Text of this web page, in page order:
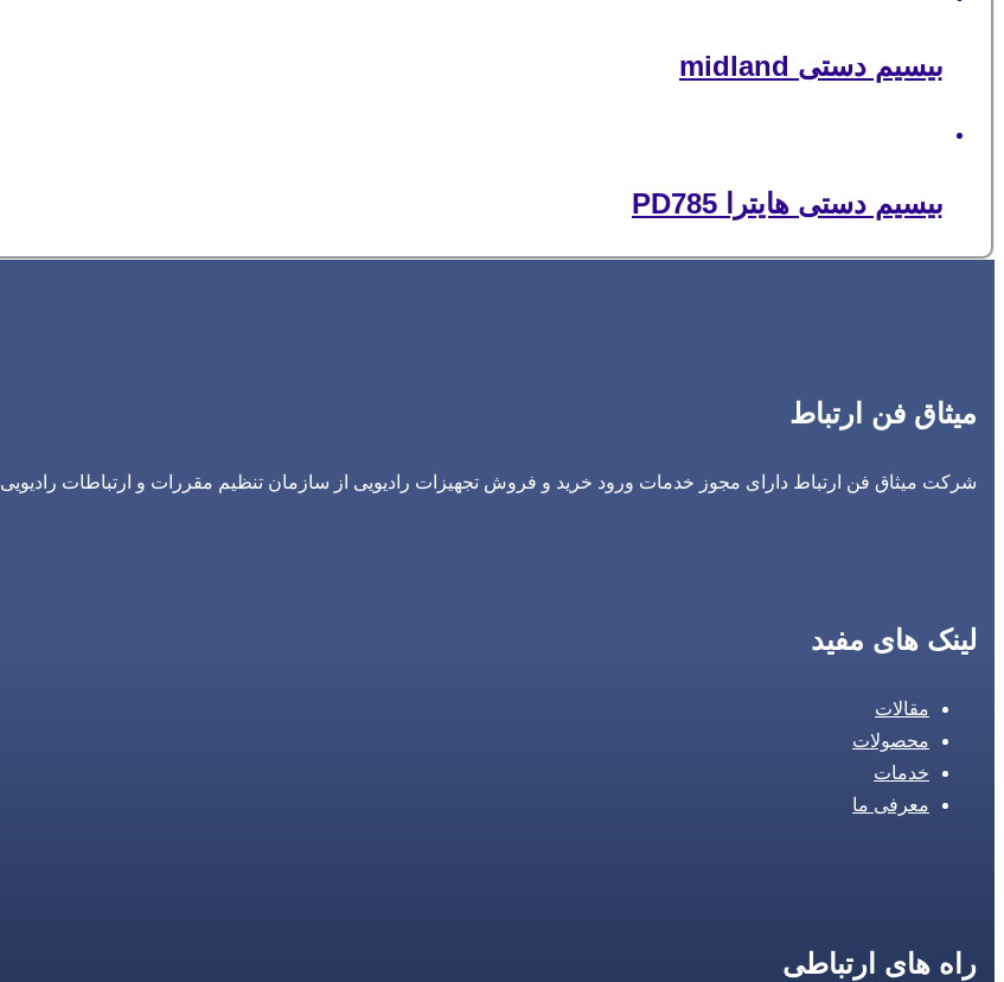
بیسیم دستی midland
بیسیم دستی هایترا PD785
میثاق فن ارتباط
شرکت میثاق فن ارتباط دارای مجوز خدمات ورود خرید و فروش تجهیزات رادیویی از سازمان تنظیم مقررات و ارتباطات رادیویی
لینک های مفید
مقالات
محصولات
خدمات
معرفی ما
راه های ارتباطی